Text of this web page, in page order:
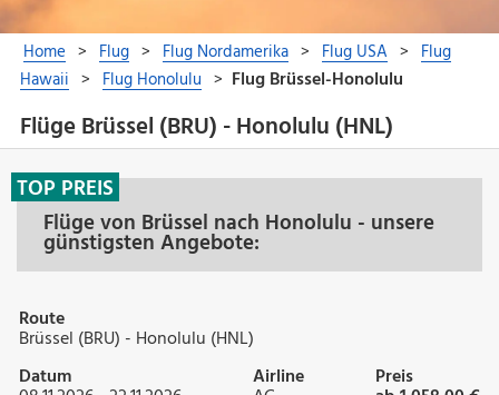
Flüge Brüssel (BRU) - Honolulu (HNL)
Flüge von Brüssel nach Honolulu - unsere
günstigsten Angebote:
TOP PREIS
Route
Brüssel (BRU) - Honolulu (HNL)
Datum
Airline Preis